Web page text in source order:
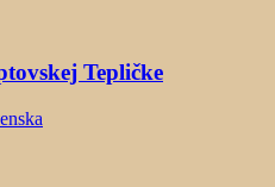
Tepličke